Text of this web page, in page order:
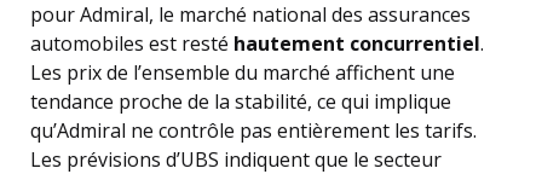
pour Admiral, le marché national des assurances
automobiles est resté hautement concurrentiel.
Les prix de l’ensemble du marché affichent une
tendance proche de la stabilité, ce qui implique
qu’Admiral ne contrôle pas entièrement les tarifs.
Les prévisions d’UBS indiquent que le secteur